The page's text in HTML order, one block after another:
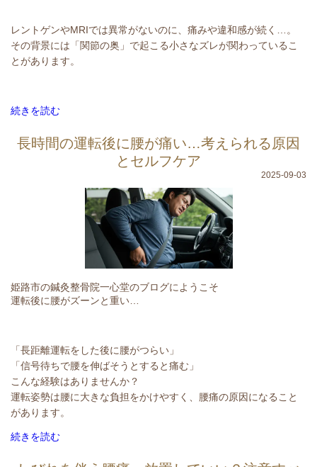
レントゲンやMRIでは異常がないのに、痛みや違和感が続く…。
その背景には「関節の奥」で起こる小さなズレが関わっているこ
とがあります。
続きを読む
長時間の運転後に腰が痛い…考えられる原因
とセルフケア
2025-09-03
姫路市の鍼灸整骨院一心堂のブログにようこそ
運転後に腰がズーンと重い…
「長距離運転をした後に腰がつらい」
「信号待ちで腰を伸ばそうとすると痛む」
こんな経験はありませんか？
運転姿勢は腰に大きな負担をかけやすく、腰痛の原因になること
があります。
続きを読む